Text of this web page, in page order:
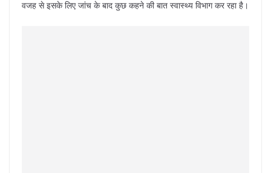
वजह से इसके लिए जांच के बाद कुछ कहने की बात स्वास्थ्य विभाग कर रहा है।